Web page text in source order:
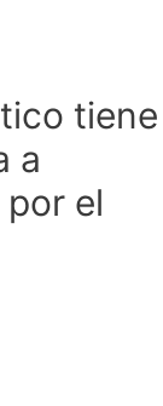
tiene
a
el